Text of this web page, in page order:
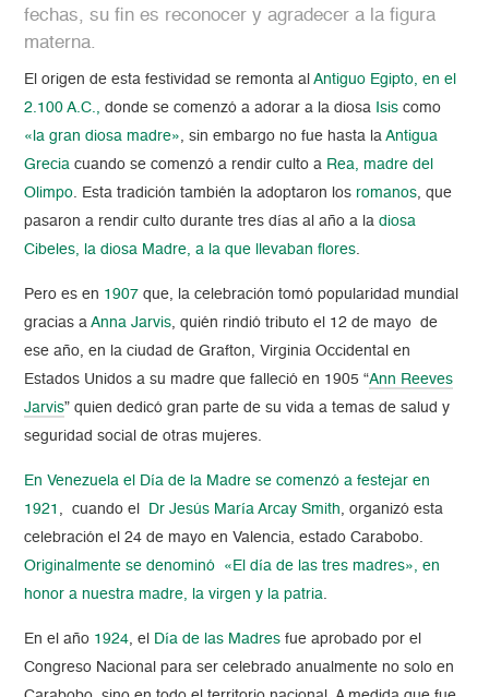
fechas, su fin es reconocer y agradecer a la figura
materna.
El origen de esta festividad se remonta alAntiguo Egipto, en el
2.100 A.C., donde se comenzó a adorar a la diosa Isis como
«la gran diosa madre», sin embargo no fue hasta laAntigua
Grecia cuando se comenzó a rendir culto a Rea, madre del
Olimpo. Esta tradición también la adoptaron los romanos, que
pasaron a rendir culto durante tres días al año a ladiosa
Cibeles, la diosa Madre, a la que llevaban flores.
Pero es en 1907 que, la celebración tomó popularidad mundial
gracias aAnna Jarvis, quién rindió tributo el 12 de mayo de
ese año, en la ciudad de Grafton, Virginia Occidental en
Estados Unidos a su madre que falleció en 1905 “Ann Reeves
Jarvis” quien dedicó gran parte de su vida a temas de salud y
seguridad social de otras mujeres.
En Venezuela el Día de la Madre se comenzó a festejar en
1921 , cuando el Dr Jesús María Arcay Smith, organizó esta
celebración el 24 de mayo en Valencia, estado Carabobo.
Originalmente se denominó «El día de las tres madres», en
honor a nuestra madre, la virgen y la patria.
En el año 1924, el Día de las Madres fue aprobado por el
Congreso Nacional para ser celebrado anualmente no solo en